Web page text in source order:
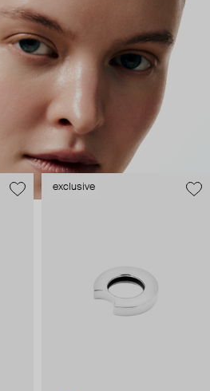
то скульптурное. Поэтому за
архитектурные расчеты,
желание создавать
трендов.
exclusive